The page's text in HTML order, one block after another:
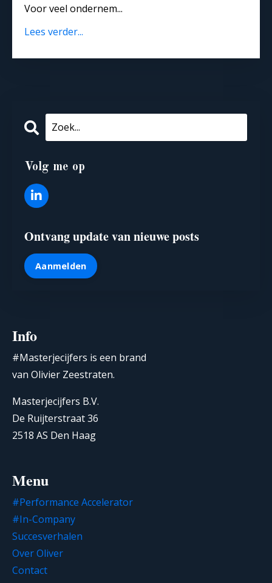
Voor veel ondernem...
Lees verder...
Volg me op
Ontvang update van nieuwe posts
Aanmelden
Info
#Masterjecijfers is een brand
van Olivier Zeestraten.
Masterjecijfers B.V.
De Ruijterstraat 36
2518 AS Den Haag
Menu
#Performance Accelerator
#In-Company
Succesverhalen
Over Oliver
Contact